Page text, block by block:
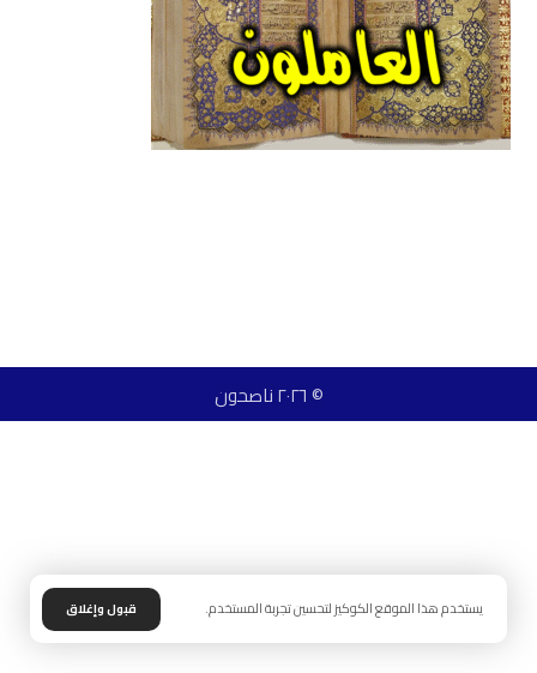
© ٢٠٢٦ ناصحون
يستخدم هذا الموقع الكوكيز لتحسين تجربة المستخدم. قبول وإغلاق